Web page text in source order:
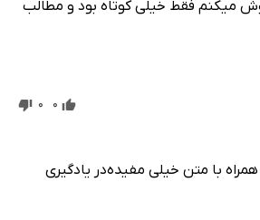
میکنم فقط خیلی کوتاه بود و مطالب
0
0
با متن خیلی مفیده‌در یادگیری